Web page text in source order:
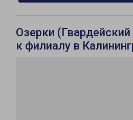
Озерки (Гвардейский
к филиалу в